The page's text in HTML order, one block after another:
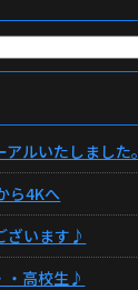
ルいたしました。
ら4Kへ
ざいます♪
・高校生♪